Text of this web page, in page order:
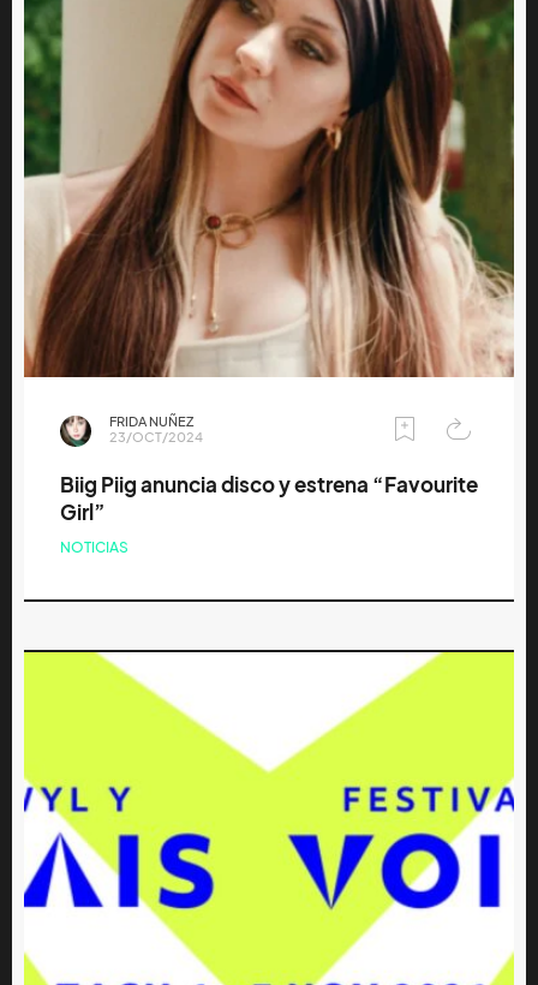
FRIDA NUÑEZ
23/OCT/2024
Biig Piig anuncia disco y estrena “Favourite
Girl”
NOTICIAS